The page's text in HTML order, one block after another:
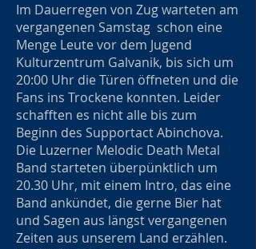
Im Dauerregen von Zug warteten am
vergangenen Samstag schon eine
Menge Leute vor dem Jugend
Kulturzentrum Galvanik, bis sich um
20:00 Uhr die Türen öffneten und die
Fans ins Trockene konnten. Leider
schafften es nicht alle bis zum
Beginn des Supportact Abinchova.
Die Luzerner Melodic Death Metal
Band starteten überpünktlich um
20.30 Uhr, mit einem Intro, das eine
Band ankündet, die gerne Bier hat
und Sagen aus längst vergangenen
Zeiten aus unserem Land erzählen.